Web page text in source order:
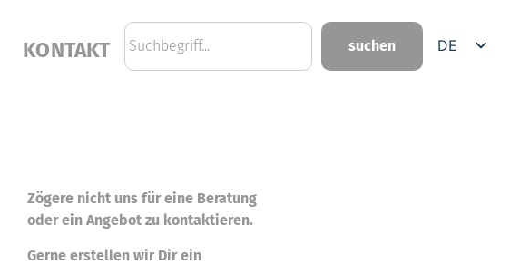
KONTAKT suchen
DE
Zögere nicht uns für eine Beratung
oder ein Angebot zu kontaktieren.
Gerne erstellen wir Dir ein